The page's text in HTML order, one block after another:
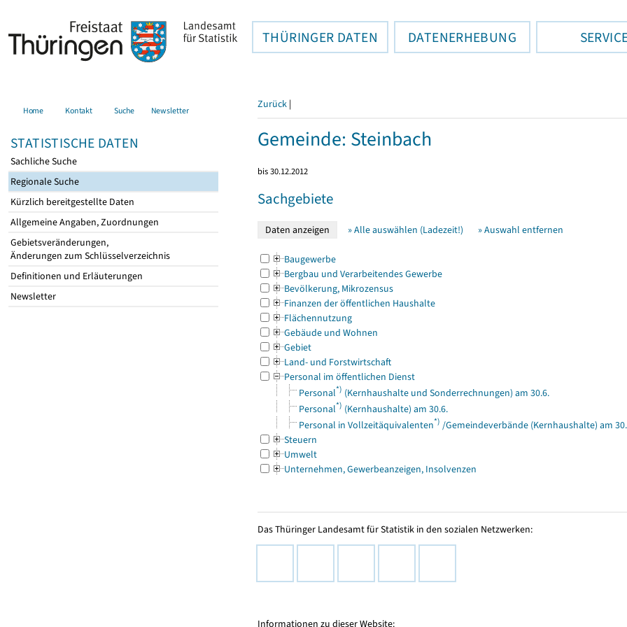
THÜRINGER DATEN DATENERHEBUNG
Home Kontakt Suche Newsletter
STATISTISCHE DATEN
Sachliche Suche
Regionale Suche
Kürzlich bereitgestellte Daten
Allgemeine Angaben, Zuordnungen
Gebietsveränderungen,
Änderungen zum Schlüsselverzeichnis
Definitionen und Erläuterungen
Newsletter
Zurück |
Gemeinde: Steinbach
bis 30.12.2012
Sachgebiete
» Alle auswählen (Ladezeit!) » Auswahl entfernen
Baugewerbe
Bergbau und Verarbeitendes Gewerbe
Bevölkerung, Mikrozensus
Finanzen der öffentlichen Haushalte
Flächennutzung
Gebäude und Wohnen
Gebiet
Land- und Forstwirtschaft
Personal im öffentlichen Dienst
Personal*) (Kernhaushalte und Sonderrechnungen) am 30.6.
Personal*) (Kernhaushalte) am 30.6.
Personal in Vollzeitäquivalenten*) /Gemeindeverbände (Kernhaushalte) am
Steuern
Umwelt
Unternehmen, Gewerbeanzeigen, Insolvenzen
Das Thüringer Landesamt für Statistik in den sozialen Netzwerken:
Informationen zu dieser Website: